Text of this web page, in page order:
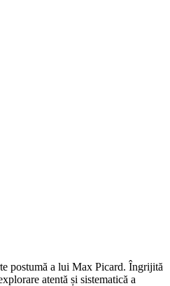
postumă a lui Max Picard. Îngrijită
atentă și sistematică a